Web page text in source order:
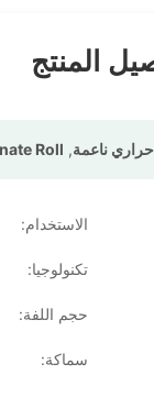
المنتج
,
Roll
الاستخدام:
تكنولوجيا:
حجم اللفة:
سماكة: